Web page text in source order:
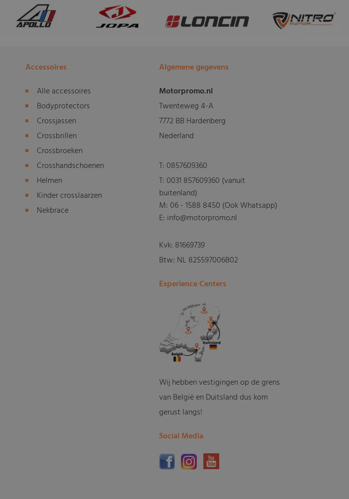
Accessoires
Alle accessoires
Bodyprotectors
Crossjassen
Crossbrillen
Crossbroeken
Crosshandschoenen
Helmen
Kinder crosslaarzen
Nekbrace
Algemene gegevens
Motorpromo.nl
Twenteweg 4-A
7772 BB Hardenberg
Nederland
T:0857609360
T:0031 857609360 (vanuit
buitenland)
M:06 - 1588 8450 (Ook Whatsapp)
E: info@motorpromo.nl
Kvk: 81669739
Btw: NL 825597006B02
Experience Centers
Wij hebben vestigingen op de grens
van België en Duitsland dus kom
gerust langs!
Social Media